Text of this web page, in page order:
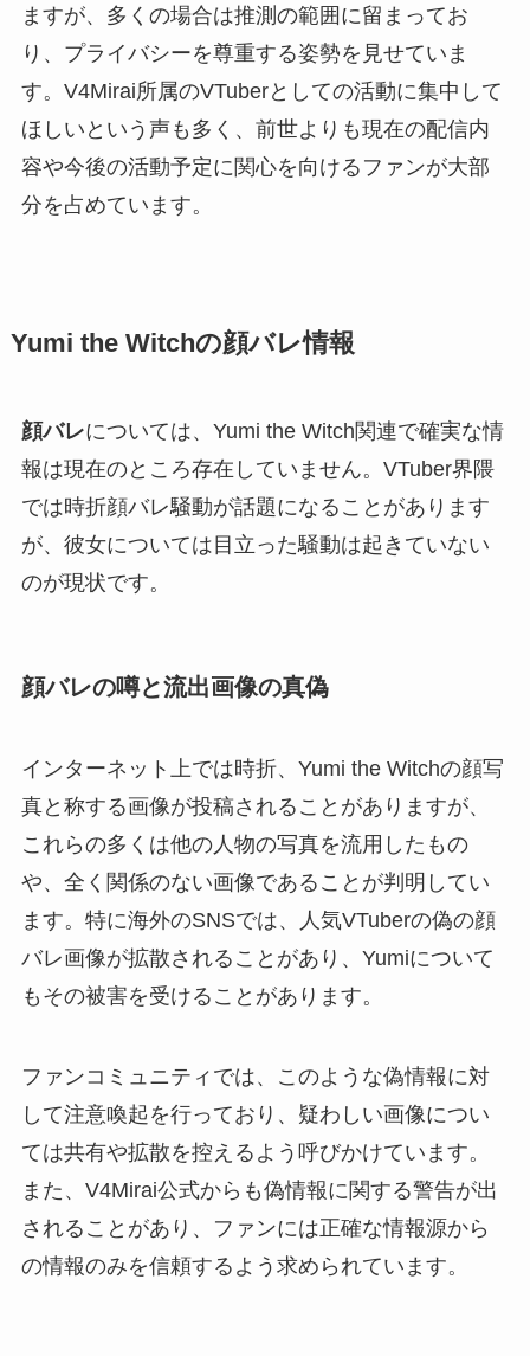
ますが、多くの場合は推測の範囲に留まってお
り、プライバシーを尊重する姿勢を見せていま
す。V4Mirai所属のVTuberとしての活動に集中して
ほしいという声も多く、前世よりも現在の配信内
容や今後の活動予定に関心を向けるファンが大部
分を占めています。
Yumi the Witchの顔バレ情報
顔バレについては、Yumi the Witch関連で確実な情
報は現在のところ存在していません。VTuber界隈
では時折顔バレ騒動が話題になることがあります
が、彼女については目立った騒動は起きていない
のが現状です。
顔バレの噂と流出画像の真偽
インターネット上では時折、Yumi the Witchの顔写
真と称する画像が投稿されることがありますが、
これらの多くは他の人物の写真を流用したもの
や、全く関係のない画像であることが判明してい
ます。特に海外のSNSでは、人気VTuberの偽の顔
バレ画像が拡散されることがあり、Yumiについて
もその被害を受けることがあります。
ファンコミュニティでは、このような偽情報に対
して注意喚起を行っており、疑わしい画像につい
ては共有や拡散を控えるよう呼びかけています。
また、V4Mirai公式からも偽情報に関する警告が出
されることがあり、ファンには正確な情報源から
の情報のみを信頼するよう求められています。